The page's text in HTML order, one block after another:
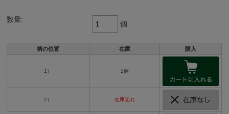
数量:
個
柄の位置 在庫 購入
1） 1個
2） 在庫切れ